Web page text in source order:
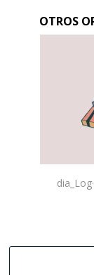
OTROS